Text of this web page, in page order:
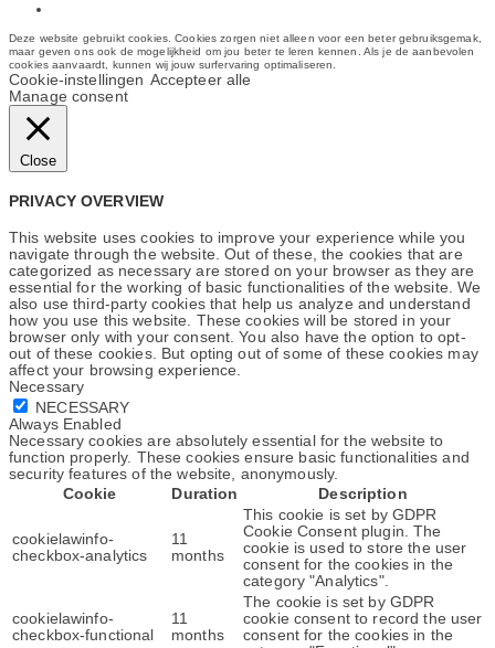
Deze website gebruikt cookies. Cookies zorgen niet alleen voor een beter gebruiksgemak,
maar geven ons ook de mogelijkheid om jou beter te leren kennen. Als je de aanbevolen
cookies aanvaardt, kunnen wij jouw surfervaring optimaliseren.
Cookie-instellingen Accepteer alle
Manage consent
Close
PRIVACY OVERVIEW
This website uses cookies to improve your experience while you
navigate through the website. Out of these, the cookies that are
categorized as necessary are stored on your browser as they are
essential for the working of basic functionalities of the website. We
also use third-party cookies that help us analyze and understand
how you use this website. These cookies will be stored in your
browser only with your consent. You also have the option to opt-
out of these cookies. But opting out of some of these cookies may
affect your browsing experience.
Necessary
NECESSARY
Always Enabled
Necessary cookies are absolutely essential for the website to
function properly. These cookies ensure basic functionalities and
security features of the website, anonymously.
Cookie
Duration Description
cookielawinfo-
checkbox-analytics
11
months
This cookie is set by GDPR
Cookie Consent plugin. The
cookie is used to store the user
consent for the cookies in the
category "Analytics".
cookielawinfo-
checkbox-functional
11
months
The cookie is set by GDPR
cookie consent to record the user
consent for the cookies in the